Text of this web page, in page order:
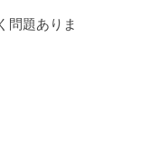
問題ありま